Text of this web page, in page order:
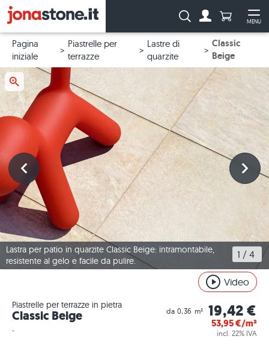
MENU
Ricerca: Numero di
Pagina
iniziale
Piastrelle per
terrazze
Lastre di
quarzite
Classic
Beige
Lastra per patio in quarzite Classic Beige: intramontabile,
resistente al gelo e facile da pulire.
1 / 4
Video
Piastrelle per terrazze in pietra
Classic Beige
-
da 0,36 m² 19,42 €
53,95€/m²
incl. 22% IVA